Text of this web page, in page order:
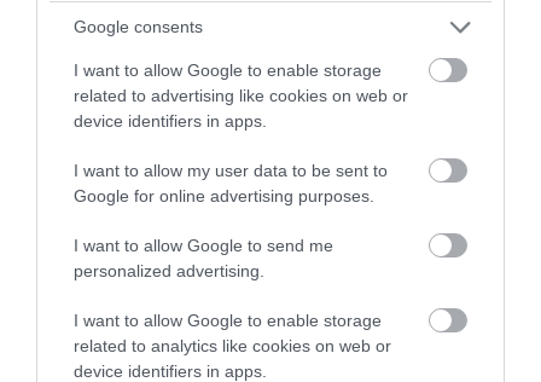
Google consents
I want to allow Google to enable storage
related to advertising like cookies on web or
device identifiers in apps.
I want to allow my user data to be sent to
Google for online advertising purposes.
I want to allow Google to send me
personalized advertising.
I want to allow Google to enable storage
related to analytics like cookies on web or
device identifiers in apps.
8. Natúr tárgyak használatával rusztikus
hatást érhetünk el: a festetlen raklap és
hordó meglepően jól mutat némi barkával,
színes tojással kiegészítve.